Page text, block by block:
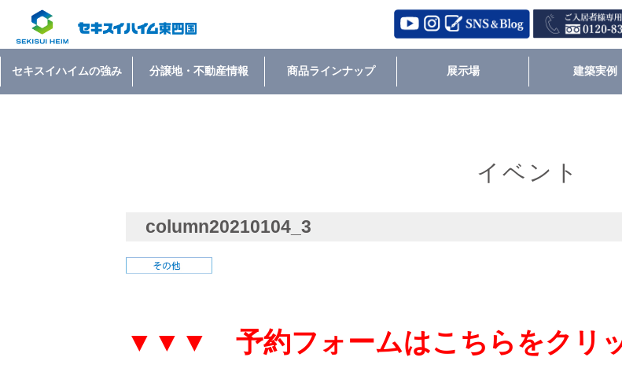
セキスイハイムの強み 分譲地・不動産情報 商品ラインナップ 展示場 建築実例
イベント
column20210104_3
▼▼▼ 予約フォームはこちらをク